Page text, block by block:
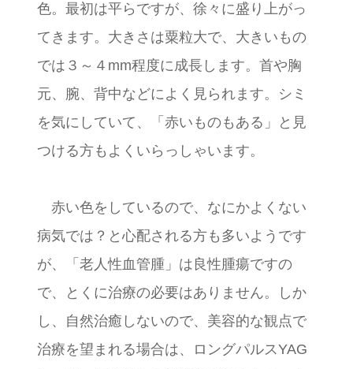
色。最初は平らですが、徐々に盛り上がっ
てきます。大きさは粟粒大で、大きいもの
では３～４mm程度に成長します。首や胸
元、腕、背中などによく見られます。シミ
を気にしていて、「赤いものもある」と見
つける方もよくいらっしゃいます。
赤い色をしているので、なにかよくない
病気では？と心配される方も多いようです
が、「老人性血管腫」は良性腫瘍ですの
で、とくに治療の必要はありません。しか
し、自然治癒しないので、美容的な観点で
治療を望まれる場合は、ロングパルスYAG